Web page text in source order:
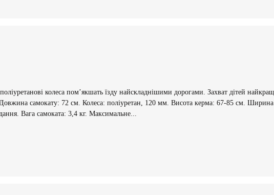
колеса пом’якшать їзду найскладнішими дорогами. Захват дітей
Довжина самокату: 72 см. Колеса: поліуретан, 120 мм. Висота керма: 67-85 см.
Вага самоката: 3,4 кг. Максимальне...